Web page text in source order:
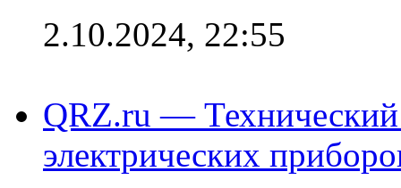
2.10.2024, 22:55
QRZ.ru — Технический
электрических